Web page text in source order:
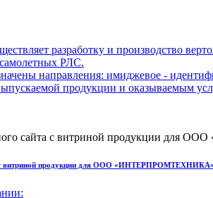
разработку и производство
РЛС.
направления: имиджевое -
продукции и оказываемым
с витриной продукции для ООО «ИНТЕРПРОМТЕХНИКА»